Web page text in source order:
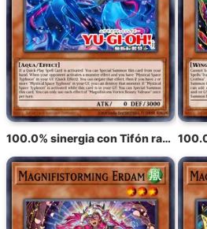
100.0% sinergia con Tifón radiante Varuroon, el vórtice vibrante